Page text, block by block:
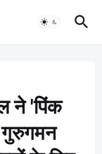
ने 'पिंक
गुरुगमन